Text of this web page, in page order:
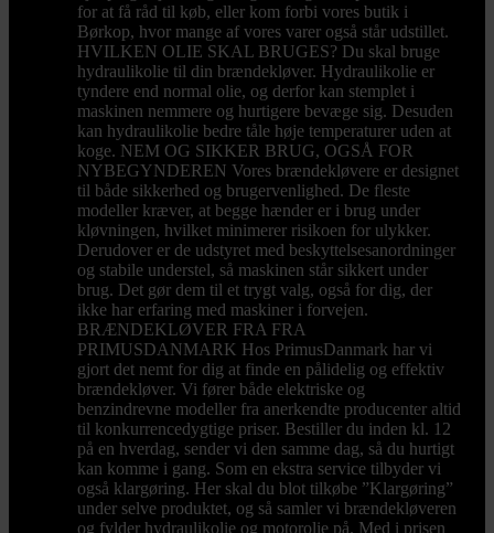
for at få råd til køb, eller kom forbi vores butik i
Børkop, hvor mange af vores varer også står udstillet.
HVILKEN OLIE SKAL BRUGES? Du skal bruge
hydraulikolie til din brændekløver. Hydraulikolie er
tyndere end normal olie, og derfor kan stemplet i
maskinen nemmere og hurtigere bevæge sig. Desuden
kan hydraulikolie bedre tåle høje temperaturer uden at
koge. NEM OG SIKKER BRUG, OGSÅ FOR
NYBEGYNDEREN Vores brændekløvere er designet
til både sikkerhed og brugervenlighed. De fleste
modeller kræver, at begge hænder er i brug under
kløvningen, hvilket minimerer risikoen for ulykker.
Derudover er de udstyret med beskyttelsesanordninger
og stabile understel, så maskinen står sikkert under
brug. Det gør dem til et trygt valg, også for dig, der
ikke har erfaring med maskiner i forvejen.
BRÆNDEKLØVER FRA FRA
PRIMUSDANMARK Hos PrimusDanmark har vi
gjort det nemt for dig at finde en pålidelig og effektiv
brændekløver. Vi fører både elektriske og
benzindrevne modeller fra anerkendte producenter altid
til konkurrencedygtige priser. Bestiller du inden kl. 12
på en hverdag, sender vi den samme dag, så du hurtigt
kan komme i gang. Som en ekstra service tilbyder vi
også klargøring. Her skal du blot tilkøbe ”Klargøring”
under selve produktet, og så samler vi brændekløveren
og fylder hydraulikolie og motorolie på. Med i prisen